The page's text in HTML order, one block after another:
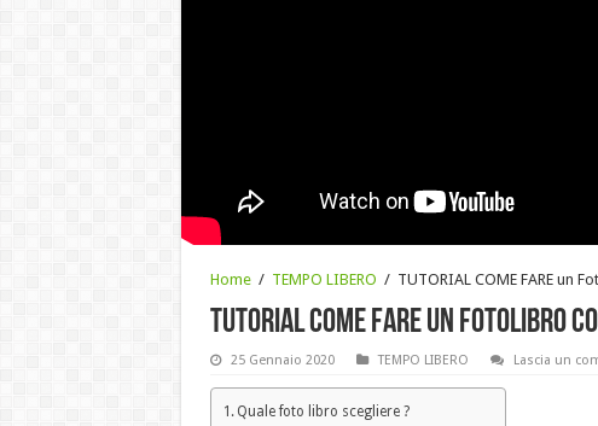
Home / TEMPO LIBERO / TUTORIAL COME FARE un
TUTORIAL COME FARE un Fotolibro
25 Gennaio 2020 TEMPO LIBERO Lascia un
Quale foto libro scegliere ?